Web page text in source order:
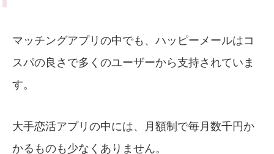
マッチングアプリの中でも、ハッピーメールはコ
スパの良さで多くのユーザーから支持されていま
す。
大手恋活アプリの中には、月額制で毎月数千円か
かるものも少なくありません。